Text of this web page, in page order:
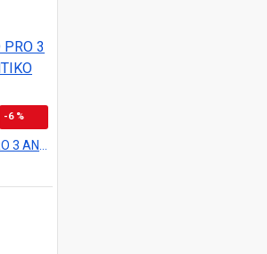
-6 %
PUMA SCEND PRO 3 ΑΝΔΡΙΚΟ ΑΘΛΗΤΙΚΟ ΠΑΠΟΥΤΣΙ